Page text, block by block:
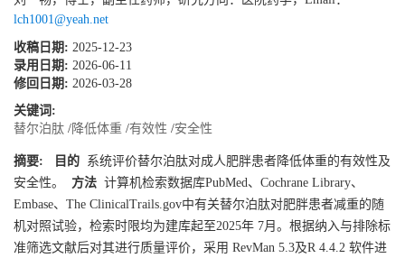
lch1001@yeah.net
收稿日期: 2025-12-23
录用日期: 2026-06-11
修回日期: 2026-03-28
关键词:
替尔泊肽 /降低体重 /有效性 /安全性
摘要: 目的 系统评价替尔泊肽对成人肥胖患者降低体重的有效性及
安全性。
方法 计算机检索数据库PubMed、Cochrane Library、
Embase、The ClinicalTrails.gov中有关替尔泊肽对肥胖患者减重的随
机对照试验，检索时限均为建库起至2025年 7月。根据纳入与排除标
准筛选文献后对其进行质量评价，采用 RevMan 5.3及R 4.4.2 软件进